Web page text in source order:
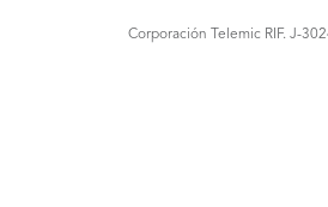
Corporación Telemic RIF. J-